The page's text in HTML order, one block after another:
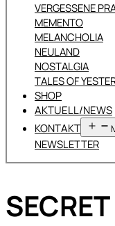
VERGESSENE
MEMENTO
MELANCHOLIA
NEULAND
NOSTALGIA
TALES OF
SHOP
AKTUELL/NEWS
KONTAKT
NEWSLETTER